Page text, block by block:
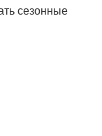
сезонные